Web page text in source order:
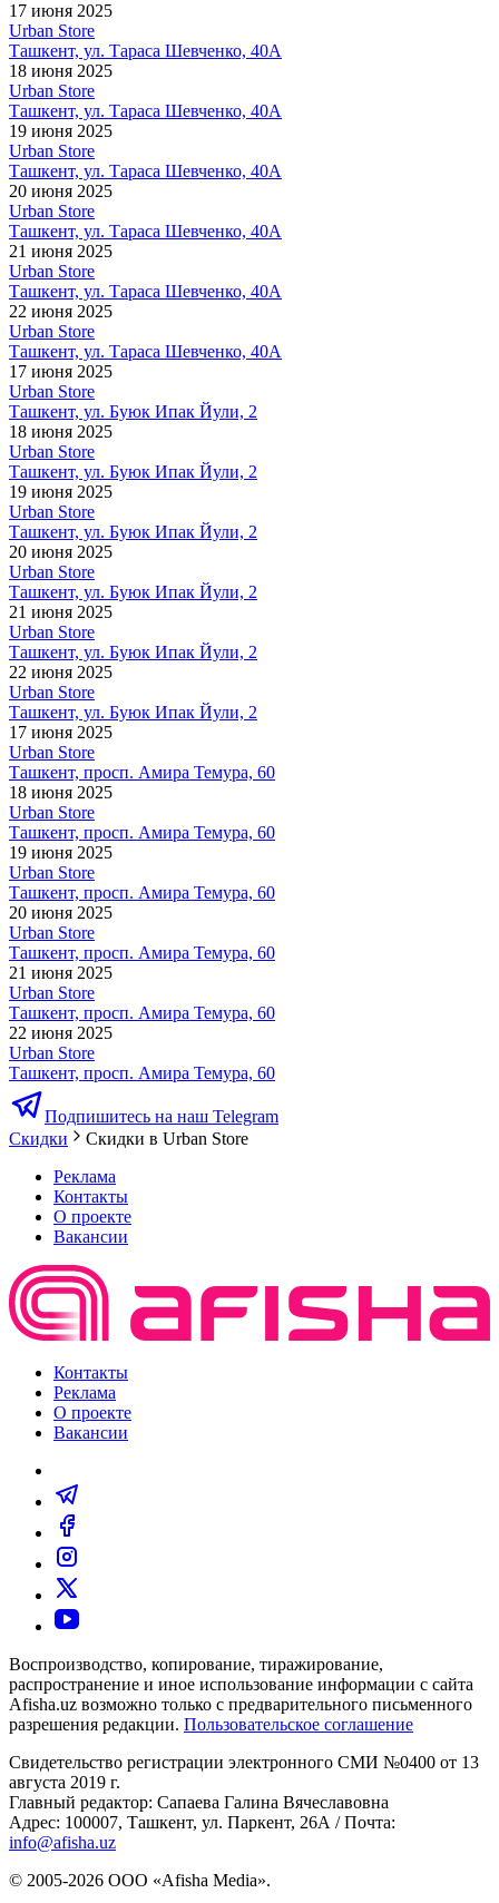
17 июня 2025
Urban Store
Ташкент, ул. Тараса Шевченко, 40А
18 июня 2025
Urban Store
Ташкент, ул. Тараса Шевченко, 40А
19 июня 2025
Urban Store
Ташкент, ул. Тараса Шевченко, 40А
20 июня 2025
Urban Store
Ташкент, ул. Тараса Шевченко, 40А
21 июня 2025
Urban Store
Ташкент, ул. Тараса Шевченко, 40А
22 июня 2025
Urban Store
Ташкент, ул. Тараса Шевченко, 40А
17 июня 2025
Urban Store
Ташкент, ул. Буюк Ипак Йули, 2
18 июня 2025
Urban Store
Ташкент, ул. Буюк Ипак Йули, 2
19 июня 2025
Urban Store
Ташкент, ул. Буюк Ипак Йули, 2
20 июня 2025
Urban Store
Ташкент, ул. Буюк Ипак Йули, 2
21 июня 2025
Urban Store
Ташкент, ул. Буюк Ипак Йули, 2
22 июня 2025
Urban Store
Ташкент, ул. Буюк Ипак Йули, 2
17 июня 2025
Urban Store
Ташкент, просп. Амира Темура, 60
18 июня 2025
Urban Store
Ташкент, просп. Амира Темура, 60
19 июня 2025
Urban Store
Ташкент, просп. Амира Темура, 60
20 июня 2025
Urban Store
Ташкент, просп. Амира Темура, 60
21 июня 2025
Urban Store
Ташкент, просп. Амира Темура, 60
22 июня 2025
Urban Store
Ташкент, просп. Амира Темура, 60
Подпишитесь на наш Telegram
Скидки
Скидки в Urban Store
Реклама
Контакты
О проекте
Вакансии
Контакты
Реклама
О проекте
Вакансии
Воспроизводство, копирование, тиражирование,
распространение и иное использование информации с сайта
Afisha.uz возможно только с предварительного письменного
разрешения редакции. Пользовательское соглашение
Свидетельство регистрации электронного СМИ №0400 от 13
августа 2019 г.
Главный редактор: Сапаева Галина Вячеславовна
Адрес: 100007, Ташкент, ул. Паркент, 26А / Почта:
info@afisha.uz
© 2005-2026 ООО «Afisha Media».